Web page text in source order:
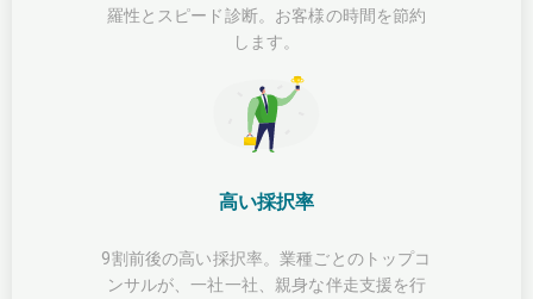
羅性とスピード診断。お客様の時間を節約
します。
高い採択率
9割前後の高い採択率。業種ごとのトップコ
ンサルが、一社一社、親身な伴走支援を行